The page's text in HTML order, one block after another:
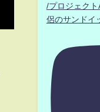
/プロジェク
侶のサンドイ